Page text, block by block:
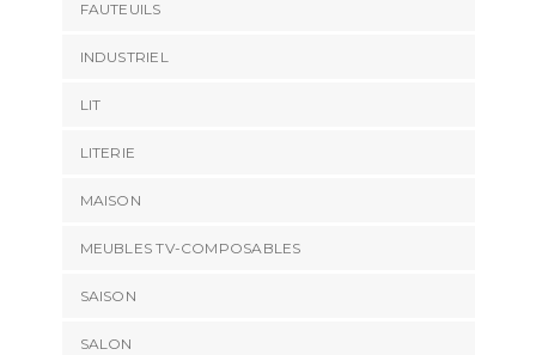
FAUTEUILS
INDUSTRIEL
LIT
LITERIE
MAISON
MEUBLES TV-COMPOSABLES
SAISON
SALON